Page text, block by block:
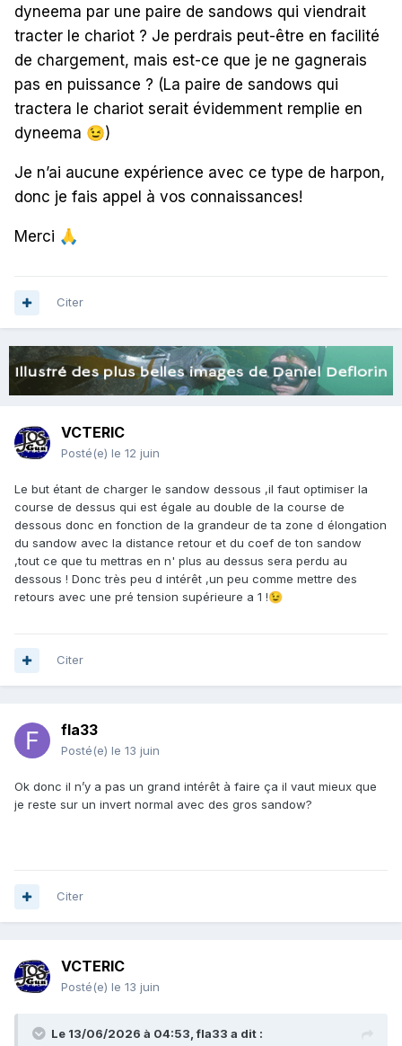
dyneema par une paire de sandows qui viendrait
tracter le chariot ? Je perdrais peut-être en facilité
de chargement, mais est-ce que je ne gagnerais
pas en puissance ? (La paire de sandows qui
tractera le chariot serait évidemment remplie en
dyneema 😉)
Je n’ai aucune expérience avec ce type de harpon,
donc je fais appel à vos connaissances!
Merci 🙏
Citer
VCTERIC
Posté(e) le 12 juin
Le but étant de charger le sandow dessous ,il faut optimiser la
course de dessus qui est égale au double de la course de
dessous donc en fonction de la grandeur de ta zone d élongation
du sandow avec la distance retour et du coef de ton sandow
,tout ce que tu mettras en n' plus au dessus sera perdu au
dessous ! Donc très peu d intérêt ,un peu comme mettre des
retours avec une pré tension supérieure a 1 !😉
Citer
fla33
Posté(e) le 13 juin
Ok donc il n’y a pas un grand intérêt à faire ça il vaut mieux que
je reste sur un invert normal avec des gros sandow?
Citer
VCTERIC
Posté(e) le 13 juin
Le 13/06/2026 à 04:53,fla33 a dit :